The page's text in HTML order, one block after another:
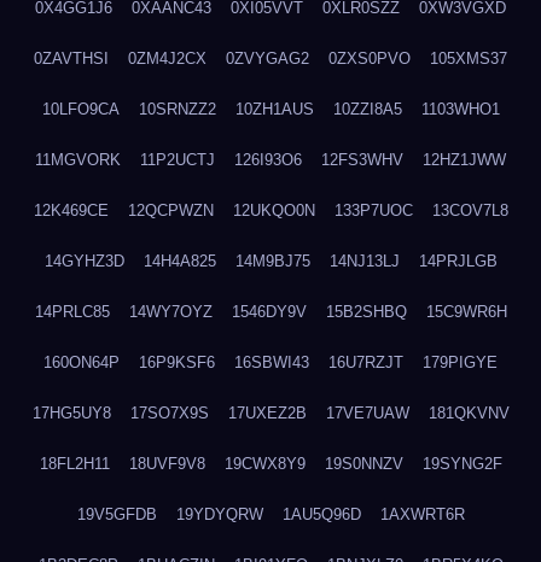
0X4GG1J6 0XAANC43 0XI05VVT 0XLR0SZZ 0XW3VGXD
0ZAVTHSI 0ZM4J2CX 0ZVYGAG2 0ZXS0PVO 105XMS37
10LFO9CA 10SRNZZ2 10ZH1AUS 10ZZI8A5 1103WHO1
11MGVORK 11P2UCTJ 126I93O6 12FS3WHV 12HZ1JWW
12K469CE 12QCPWZN 12UKQO0N 133P7UOC 13COV7L8
14GYHZ3D 14H4A825 14M9BJ75 14NJ13LJ 14PRJLGB
14PRLC85 14WY7OYZ 1546DY9V 15B2SHBQ 15C9WR6H
160ON64P 16P9KSF6 16SBWI43 16U7RZJT 179PIGYE
17HG5UY8 17SO7X9S 17UXEZ2B 17VE7UAW 181QKVNV
18FL2H11 18UVF9V8 19CWX8Y9 19S0NNZV 19SYNG2F
19V5GFDB 19YDYQRW 1AU5Q96D 1AXWRT6R